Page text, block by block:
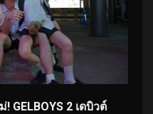
GELBOYS 2 เดบิวต์